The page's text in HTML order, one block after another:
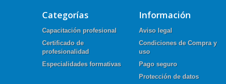
Categorías
Capacitación profesional
Certificado de
profesionalidad
Especialidades formativas
Información
Aviso legal
Condiciones de Compra y
uso
Pago seguro
Protección de datos